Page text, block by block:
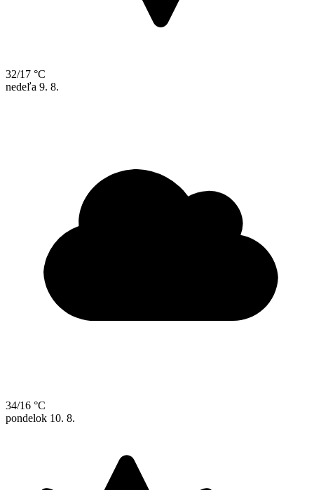
32/17 °C
nedeľa 9. 8.
34/16 °C
pondelok 10. 8.